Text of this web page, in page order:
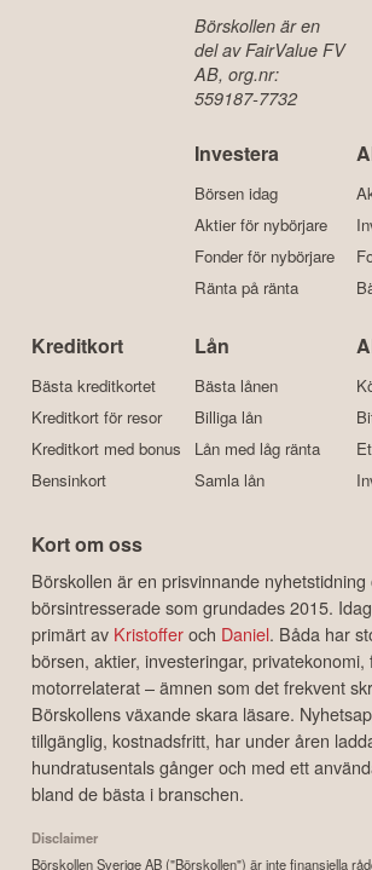
Börskollen är en
del av FairValue FV
AB, org.nr:
559187-7732
Investera
Börsen idag
Aktier för nybörjare
Fonder för nybörjare
Ränta på ränta
Kreditkort
Bästa kreditkortet
Kreditkort för resor
Kreditkort med bonus
Bensinkort
Lån
Bästa lånen
Billiga lån
Lån med låg ränta
Samla lån
Kort om oss
Börskollen är en prisvinnande
börsintresserade som grundades 2015.
primärt av Kristofferoch Daniel. Båda har
börsen, aktier, investeringar,
motorrelaterat – ämnen som det frekvent
Börskollens växande skara läsare.
tillgänglig, kostnadsfritt, har under åren
hundratusentals gånger och med ett
bland de bästa i branschen.
Disclaimer
Börskollen Sverige AB ("Börskollen") är inte finansiella